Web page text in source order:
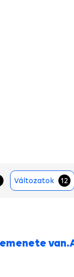
Változatok 12